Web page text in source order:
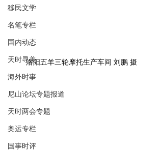
移民文学
名笔专栏
国内动态
天时寻美
海外时事
尼山论坛专题报道
天时两会专题
奥运专栏
国事时评
洛阳五羊三轮摩托生产车间 刘鹏 摄